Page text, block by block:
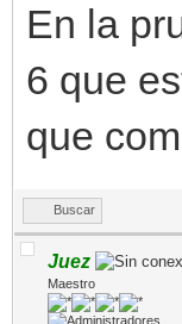
En la
6 que
que
Buscar
Juez
Maestro